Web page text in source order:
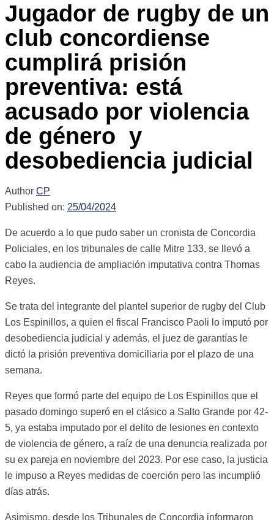
Jugador de rugby de un
club concordiense
cumplirá prisión
preventiva: está
acusado por violencia
de género y
desobediencia judicial
Author CP
Published on: 25/04/2024
De acuerdo a lo que pudo saber un cronista de Concordia
Policiales, en los tribunales de calle Mitre 133, se llevó a
cabo la audiencia de ampliación imputativa contra Thomas
Reyes.
Se trata del integrante del plantel superior de rugby del Club
Los Espinillos, a quien el fiscal Francisco Paoli lo imputó por
desobediencia judicial y además, el juez de garantías le
dictó la prisión preventiva domiciliaria por el plazo de una
semana.
Reyes que formó parte del equipo de Los Espinillos que el
pasado domingo superó en el clásico a Salto Grande por 42-
5, ya estaba imputado por el delito de lesiones en contexto
de violencia de género, a raíz de una denuncia realizada por
su ex pareja en noviembre del 2023. Por ese caso, la justicia
le impuso a Reyes medidas de coerción pero las incumplió
días atrás.
Asimismo, desde los Tribunales de Concordia informaron